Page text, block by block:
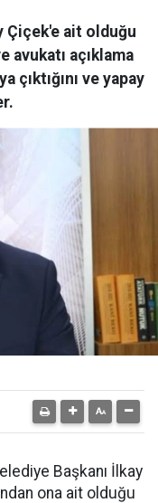
Çiçek'e ait olduğu
avukatı açıklama
çıktığını ve yapay
Başkanı İlkay
ona ait olduğu